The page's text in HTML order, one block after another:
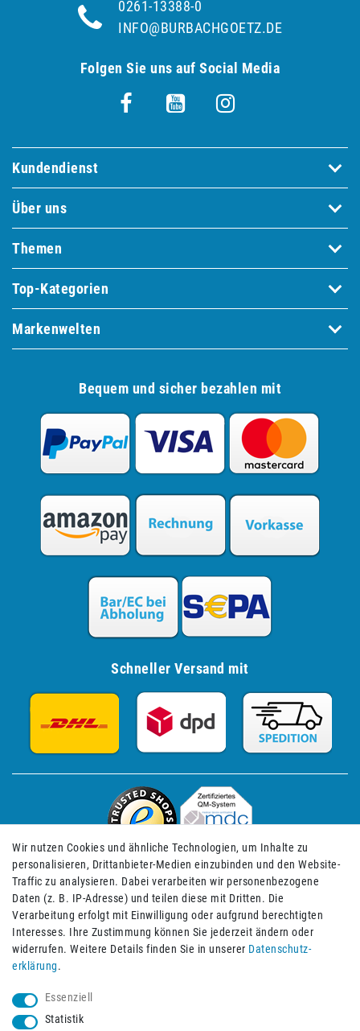
0261-13388-0
INFO@BURBACHGOETZ.DE
Folgen Sie uns auf Social Media
Kundendienst
Über uns
Themen
Top-Kategorien
Markenwelten
Bequem und sicher bezahlen mit
Schneller Versand mit
Impressum Daten­schutz­erklärung AGB
Wir nutzen Cookies und ähnliche Technologien, um Inhalte zu
personalisieren, Drittanbieter-Medien einzubinden und den Website-
Traffic zu analysieren. Dabei verarbeiten wir personenbezogene
Daten (z. B. IP-Adresse) und teilen diese mit Dritten. Die
Verarbeitung erfolgt mit Einwilligung oder aufgrund berechtigten
Interesses. Ihre Zustimmung können Sie jederzeit ändern oder
widerrufen. Weitere Details finden Sie in unserer Daten­schutz­
erklärung.
Essenziell
Statistik